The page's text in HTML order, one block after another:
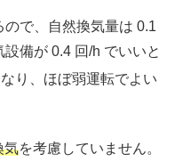
で、自然換気量は 0.1
備が 0.4 回/h でいいと
り、ほぼ弱運転でよい
気を考慮していません。